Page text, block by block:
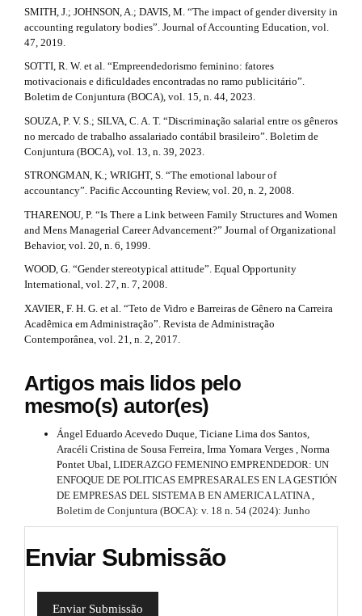
SMITH, J.; JOHNSON, A.; DAVIS, M. “The impact of gender diversity in
accounting regulatory bodies”. Journal of Accounting Education, vol.
47, 2019.
SOTTI, R. W. et al. “Empreendedorismo feminino: fatores
motivacionais e dificuldades encontradas no ramo publicitário”.
Boletim de Conjuntura (BOCA), vol. 15, n. 44, 2023.
SOUZA, P. V. S.; SILVA, C. A. T. “Discriminação salarial entre os gêneros
no mercado de trabalho assalariado contábil brasileiro”. Boletim de
Conjuntura (BOCA), vol. 13, n. 39, 2023.
STRONGMAN, K.; WRIGHT, S. “The emotional labour of
accountancy”. Pacific Accounting Review, vol. 20, n. 2, 2008.
THARENOU, P. “Is There a Link between Family Structures and Women
and Mens Managerial Career Advancement?” Journal of Organizational
Behavior, vol. 20, n. 6, 1999.
WOOD, G. “Gender stereotypical attitude”. Equal Opportunity
International, vol. 27, n. 7, 2008.
XAVIER, F. H. G. et al. “Teto de Vidro e Barreiras de Gênero na Carreira
Acadêmica em Administração”. Revista de Administração
Contemporânea, vol. 21, n. 2, 2017.
Artigos mais lidos pelo
mesmo(s) autor(es)
Ángel Eduardo Acevedo Duque, Ticiane Lima dos Santos,
Aracéli Cristina de Sousa Ferreira, Irma Yomara Verges , Norma
Pontet Ubal, LIDERAZGO FEMENINO EMPRENDEDOR: UN
ENFOQUE DE POLITICAS EMPRESARALES EN LA GESTIÓN
DE EMPRESAS DEL SISTEMA B EN AMERICA LATINA
Boletim de Conjuntura (BOCA): v. 18 n. 54 (2024): Junho
Enviar Submissão
Enviar Submissão